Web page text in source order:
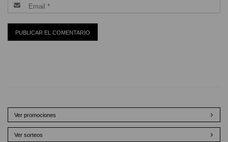
Ver promociones
Ver sorteos